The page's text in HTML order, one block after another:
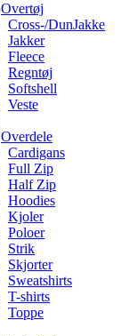
Overtøj
Cross-/DunJakke
Jakker
Fleece
Regntøj
Softshell
Veste
Overdele
Cardigans
Full Zip
Half Zip
Hoodies
Kjoler
Poloer
Strik
Skjorter
Sweatshirts
T-shirts
Toppe